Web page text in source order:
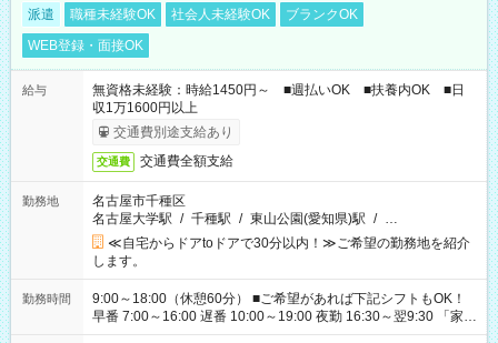
派遣 職種未経験OK 社会人未経験OK
ブランクOK
WEB登録・面接OK
給与
無資格未経験：時給1450円～ ■週払いOK ■扶養内OK ■日
収1万1600円以上
交通費別途支給あり
交通費 交通費全額支給
勤務地
名古屋市千種区
名古屋大学駅 / 千種駅 / 東山公園(愛知県)駅 / …
≪自宅からドアtoドアで30分以内！≫ご希望の勤務地を紹介
します。
勤務時間
9:00～18:00（休憩60分） ■ご希望があれば下記シフトもOK！
早番 7:00～16:00 遅番 10:00～19:00 夜勤 16:30～翌9:30 「家族
と休みを合わせたい」 「余裕を持って夕飯の準備がしたい」